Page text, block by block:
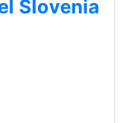
Slovenia